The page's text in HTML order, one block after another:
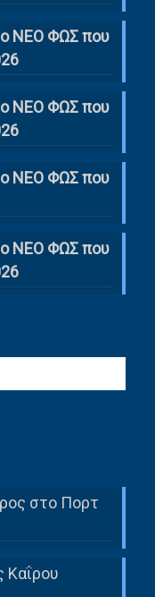
ΝΕΟ ΦΩΣ που
ΝΕΟ ΦΩΣ που
ΝΕΟ ΦΩΣ που
ΝΕΟ ΦΩΣ που
στο Πορτ
Καΐρου